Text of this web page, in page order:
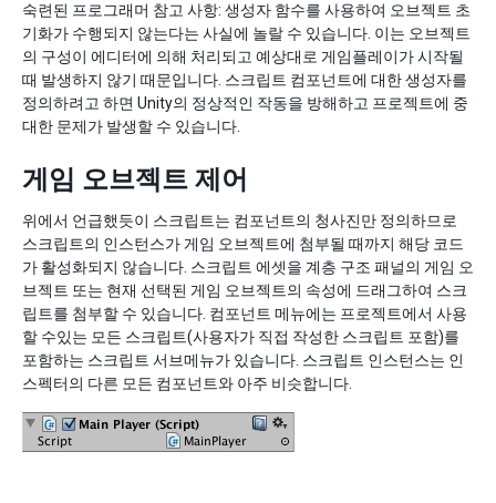
숙련된 프로그래머 참고 사항: 생성자 함수를 사용하여 오브젝트 초
기화가 수행되지 않는다는 사실에 놀랄 수 있습니다. 이는 오브젝트
의 구성이 에디터에 의해 처리되고 예상대로 게임플레이가 시작될
때 발생하지 않기 때문입니다. 스크립트 컴포넌트에 대한 생성자를
정의하려고 하면 Unity의 정상적인 작동을 방해하고 프로젝트에 중
대한 문제가 발생할 수 있습니다.
게임 오브젝트 제어
위에서 언급했듯이 스크립트는 컴포넌트의 청사진만 정의하므로
스크립트의 인스턴스가 게임 오브젝트에 첨부될 때까지 해당 코드
가 활성화되지 않습니다. 스크립트 에셋을 계층 구조 패널의 게임 오
브젝트 또는 현재 선택된 게임 오브젝트의 속성에 드래그하여 스크
립트를 첨부할 수 있습니다. 컴포넌트 메뉴에는 프로젝트에서 사용
할 수있는 모든 스크립트(사용자가 직접 작성한 스크립트 포함)를
포함하는 스크립트 서브메뉴가 있습니다. 스크립트 인스턴스는 인
스펙터의 다른 모든 컴포넌트와 아주 비슷합니다.